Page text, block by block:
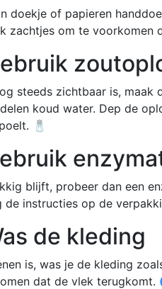
doekje of papieren
zachtjes om te
steeds zichtbaar is,
koud water. Dep de
🧂
blijft, probeer dan een
de instructies op de
de kleding
is, was je de kleding
dat de vlek terugkomt.